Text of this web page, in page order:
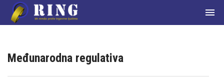

Međunarodna regulativa